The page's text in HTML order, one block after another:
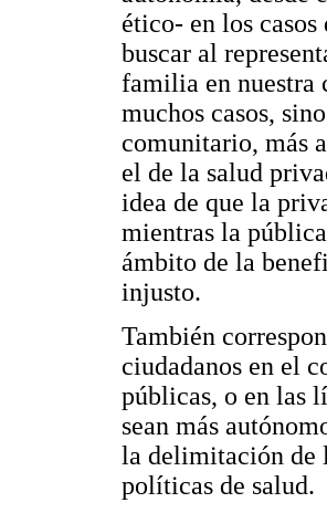
ético- en los
buscar al
familia en nuestra
muchos casos,
comunitario, más
el de la salud
idea de que la
mientras la
ámbito de la
injusto.
También
ciudadanos en el
públicas, o en las
sean más
la delimitación de
políticas de salud.